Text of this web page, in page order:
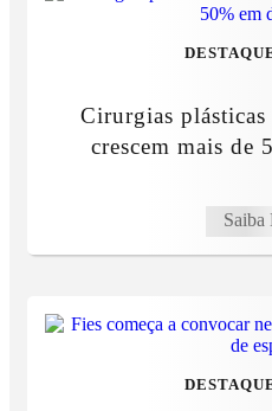
Cirurgias
crescem mais de
Saiba